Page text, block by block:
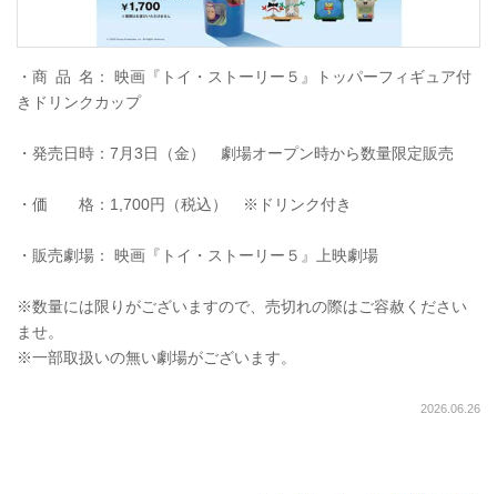
・商 品 名： 映画『トイ・ストーリー５』トッパーフィギュア付
きドリンクカップ
・発売日時：7月3日（金） 劇場オープン時から数量限定販売
・価 格：1,700円（税込） ※ドリンク付き
・販売劇場： 映画『トイ・ストーリー５』上映劇場
※数量には限りがございますので、売切れの際はご容赦ください
ませ。
※一部取扱いの無い劇場がございます。
2026.06.26